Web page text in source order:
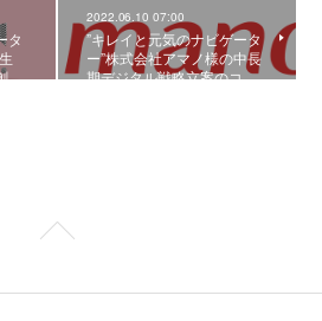
タ
…
2022.06.10 07:00
”キレイと元気のナビゲータ
ー”株式会社アマノ様の中⻑
期デジタル戦略⽴案のコ…